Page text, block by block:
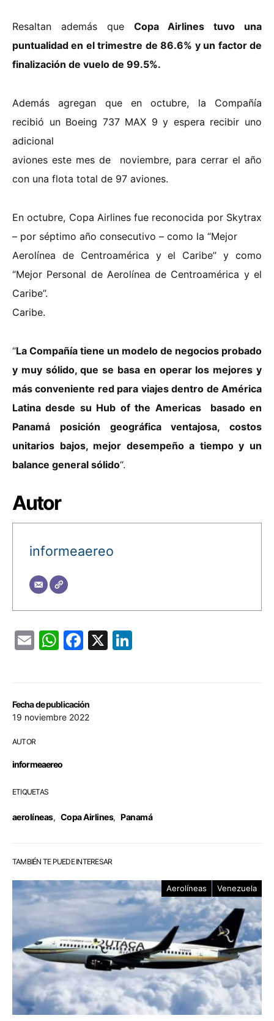
Fecha de publicación
19 noviembre 2022
AUTOR
informeaereo
ETIQUETAS
aerolíneas, Copa Airlines, Panamá
Resaltan además que Copa Airlines tuvo una
puntualidad en el trimestre de 86.6% y un factor de
finalización de vuelo de 99.5%.
Además agregan que en octubre, la Compañía
recibió un Boeing 737 MAX 9 y espera recibir uno
adicional
aviones este mes de noviembre, para cerrar el año
con una flota total de 97 aviones.
En octubre, Copa Airlines fue reconocida por Skytrax
– por séptimo año consecutivo – como la “Mejor
Aerolínea de Centroamérica y el Caribe” y como
“Mejor Personal de Aerolínea de Centroamérica y el
Caribe”.
Caribe.
“La Compañía tiene un modelo de negocios probado
y muy sólido, que se basa en operar los mejores y
másconveniente red para viajes dentro de América
Latina desde su Hub of the Americas basado en
Panamá posición geográfica ventajosa, costos
unitarios bajos, mejor desempeño a tiempo y un
balance general sólido“.
Autor
informeaereo
EmailWhatsApp
Facebook
X
TAMBIÉN TE PUEDE INTERESAR
Aerolíneas Venezuela